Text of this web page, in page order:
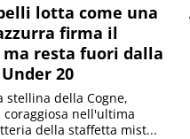
lotta come una
firma il
resta fuori dalla
20
della Cogne,
nell'ultima
della staffetta mist...